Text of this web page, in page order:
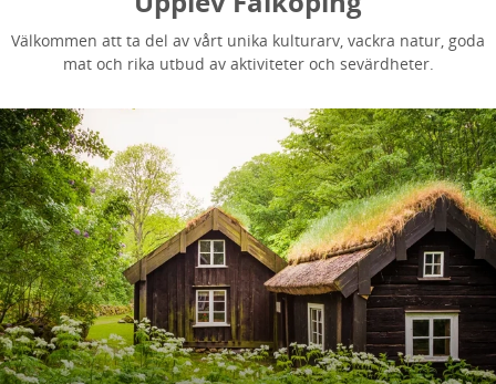
Välkommen att ta del av vårt unika kulturarv, vackra natur, goda
mat och rika utbud av aktiviteter och sevärdheter.